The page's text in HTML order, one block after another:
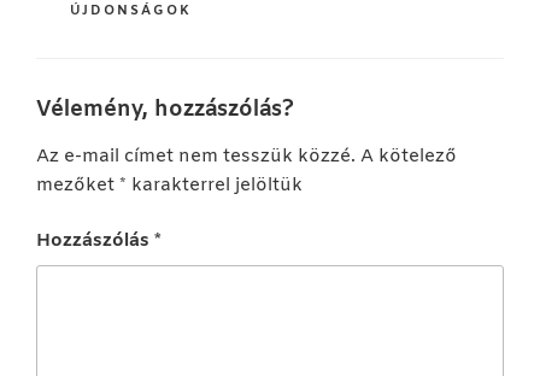
ÚJDONSÁGOK
Vélemény, hozzászólás?
Az e-mail címet nem tesszük közzé. A kötelező
mezőket * karakterrel jelöltük
Hozzászólás *